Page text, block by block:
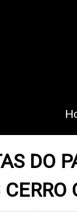
DO